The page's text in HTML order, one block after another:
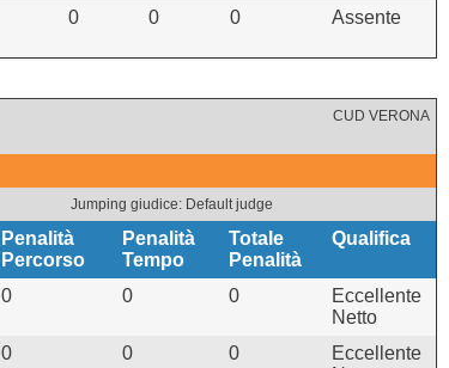
0 0 0 Assente
CUD VERONA
Jumping giudice: Default judge
Penalità
Percorso
Penalità
Tempo
Totale
Penalità
Qualifica
0 0 0
Eccellente
Netto
0 0 0
Eccellente